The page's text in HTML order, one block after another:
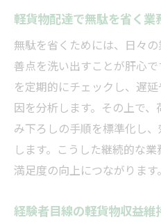
軽貨物配達で無駄を省く業
無駄を省くためには、日々
善点を洗い出すことが肝心
を定期的にチェックし、遅
因を分析します。その上で
み下ろしの手順を標準化し
します。こうした継続的な
満足度の向上につながります。
経験者目線の軽貨物収益維